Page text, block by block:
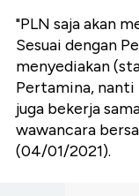
"PLN saja akan
Sesuai dengan
menyediakan
Pertamina, nanti
juga bekerja
wawancara
(04/01/2021).